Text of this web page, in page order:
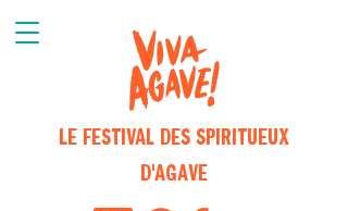
LE FESTIVAL DES SPIRITUEUX
D'AGAVE